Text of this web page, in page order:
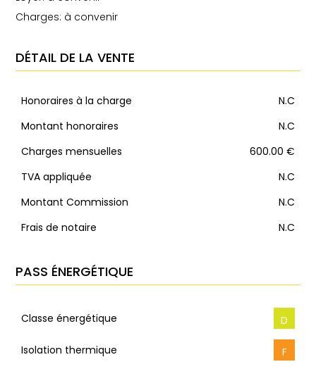
Charges: à convenir
DÉTAIL DE LA VENTE
Honoraires à la charge
N.C
Montant honoraires
N.C
Charges mensuelles
600.00 €
TVA appliquée
N.C
Montant Commission
N.C
Frais de notaire
N.C
PASS ÉNERGÉTIQUE
Classe énergétique D
Isolation thermique F